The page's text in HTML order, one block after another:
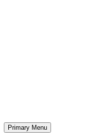
ГК «SABONE»
Оптовые поставки
Primary Menu